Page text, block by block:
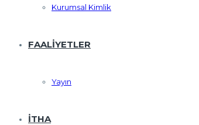
Kurumsal Kimlik
FAALIYETLER
Yayın
İTHA